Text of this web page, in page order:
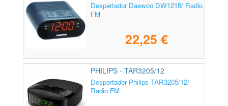
Despertador Daewoo DW1218/ Radio
FM
22,25 €
PHILIPS - TAR3205/12
Despertador Philips TAR3205/12/
Radio FM